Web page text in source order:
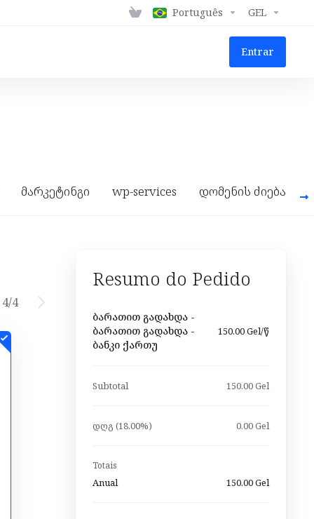
Português GEL
Entrar
მარკეტინგი wp-services დომენის ძიება
4/4
Resumo do Pedido
ბარათით გადახდა -
ბარათით გადახდა -
ბანკი ქართუ
150.00 Gel/წ
Subtotal 150.00 Gel
დღგ (18.00%) 0.00 Gel
Totais
Anual 150.00 Gel